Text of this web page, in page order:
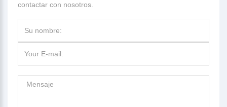
contactar con nosotros.